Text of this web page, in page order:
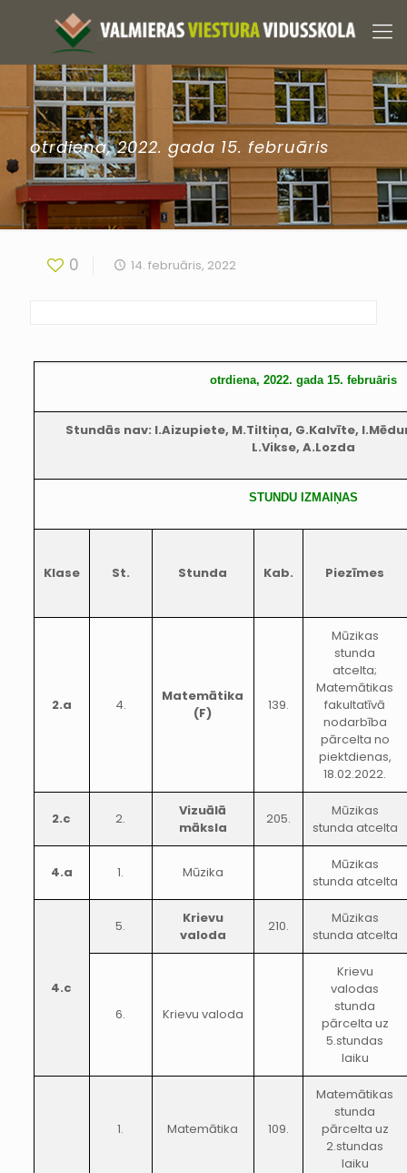
otrdiena, 2022. gada 15. februāris
0 14. februāris, 2022
otrdiena, 2022. gada 15. februāris
Stundās nav: I.Aizupiete, M.Tiltiņa, G.Kalvīte,
L.Vikse, A.Lozda
STUNDU IZMAIŅAS
Klase St. Stunda Kab. Piezīmes
2.a 4.
Matemātika
(F)
139.
Mūzikas
stunda
atcelta;
Matemātikas
fakultatīvā
nodarbība
pārcelta no
piektdienas,
18.02.2022.
2.c 2.
Vizuālā
māksla
205.
Mūzikas
stunda atcelta
4.a 1. Mūzika
Mūzikas
stunda atcelta
4.c
5.
Krievu
valoda
210.
Mūzikas
stunda atcelta
6. Krievu valoda
Krievu
valodas
stunda
pārcelta uz
5.stundas
laiku
1. Matemātika 109.
Matemātikas
stunda
pārcelta uz
2.stundas
laiku